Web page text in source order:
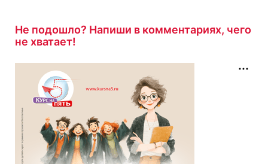
Не подошло? Напиши в комментариях, чего
не хватает!